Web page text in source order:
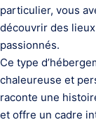
particulier, vous
découvrir des
passionnés.
Ce type
chaleureuse et
raconte une
et offre un cadre